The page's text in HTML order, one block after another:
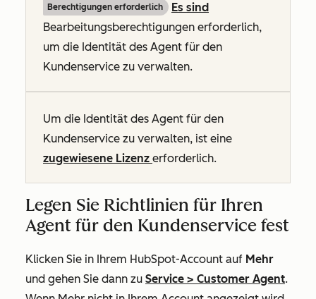
Berechtigungen erforderlich
Es sind
Bearbeitungsberechtigungen erforderlich,
um die Identität des Agent für den
Kundenservice zu verwalten.
Um die Identität des Agent für den
Kundenservice zu verwalten, ist eine
zugewiesene Lizenz erforderlich.
Legen Sie Richtlinien für Ihren
Agent für den Kundenservice fest
Klicken Sie in Ihrem HubSpot-Account auf Mehr
und gehen Sie dann zu Service > Customer Agent.